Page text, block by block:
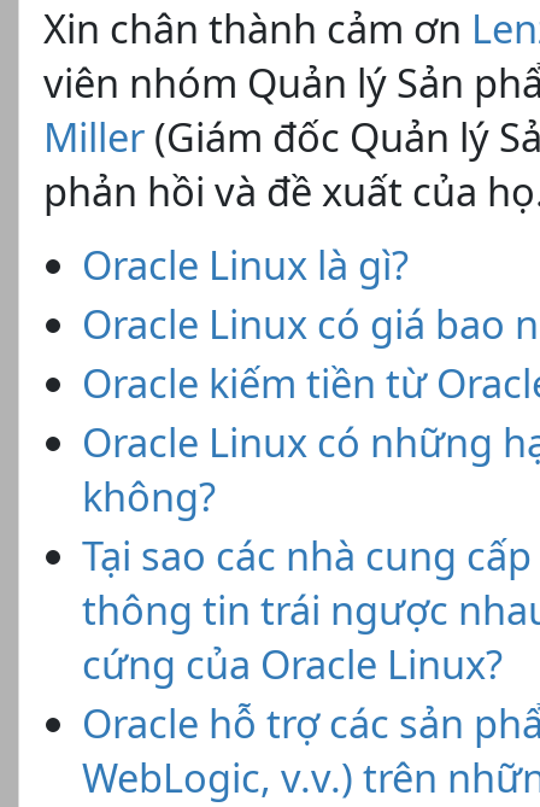
Xin chân thành cảm ơn
viên nhóm Quản lý Sản
Miller (Giám đốc Quản lý
phản hồi và đề xuất của
Oracle Linux là gì?
Oracle Linux có giá bao
Oracle kiếm tiền từ
Oracle Linux có những
không?
Tại sao các nhà cung
thông tin trái ngược
cứng của Oracle Linux?
Oracle hỗ trợ các sản
WebLogic, v.v.) trên